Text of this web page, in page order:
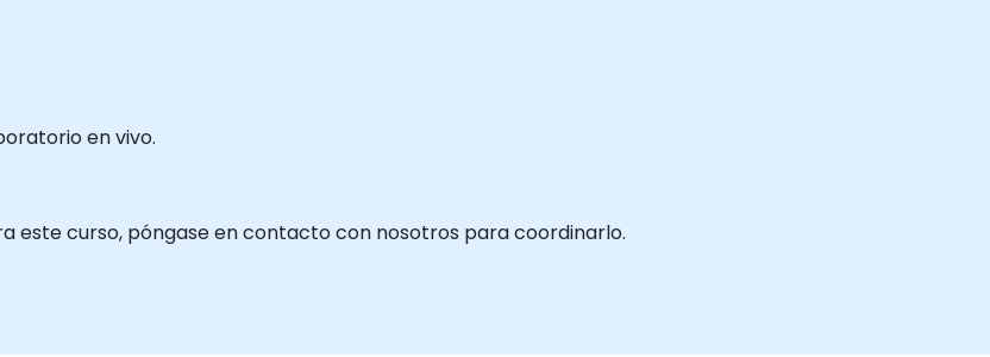
en vivo.
este curso, póngase en contacto con nosotros para coordinarlo.